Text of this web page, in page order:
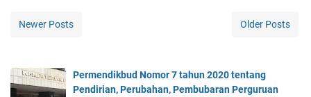
Newer Posts Older Posts
Permendikbud Nomor 7 tahun 2020 tentang
Pendirian, Perubahan, Pembubaran Perguruan